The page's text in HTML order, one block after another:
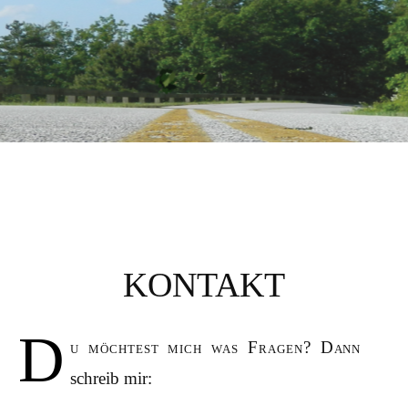
Malibuworld
KONTAKT
D u möchtest mich was Fragen? Dann
schreib mir: